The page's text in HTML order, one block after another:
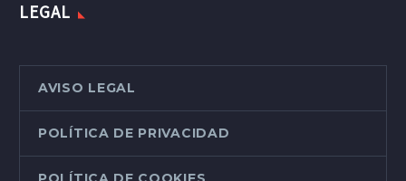
LEGAL
AVISO LEGAL
POLÍTICA DE PRIVACIDAD